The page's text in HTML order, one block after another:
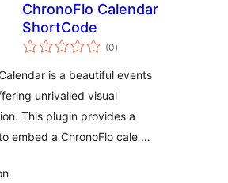
ChronoFlo Calendar
ShortCode
(0個
の
価
)
is a beautiful events
unrivalled visual
This plugin provides a
embed a ChronoFlo cale …